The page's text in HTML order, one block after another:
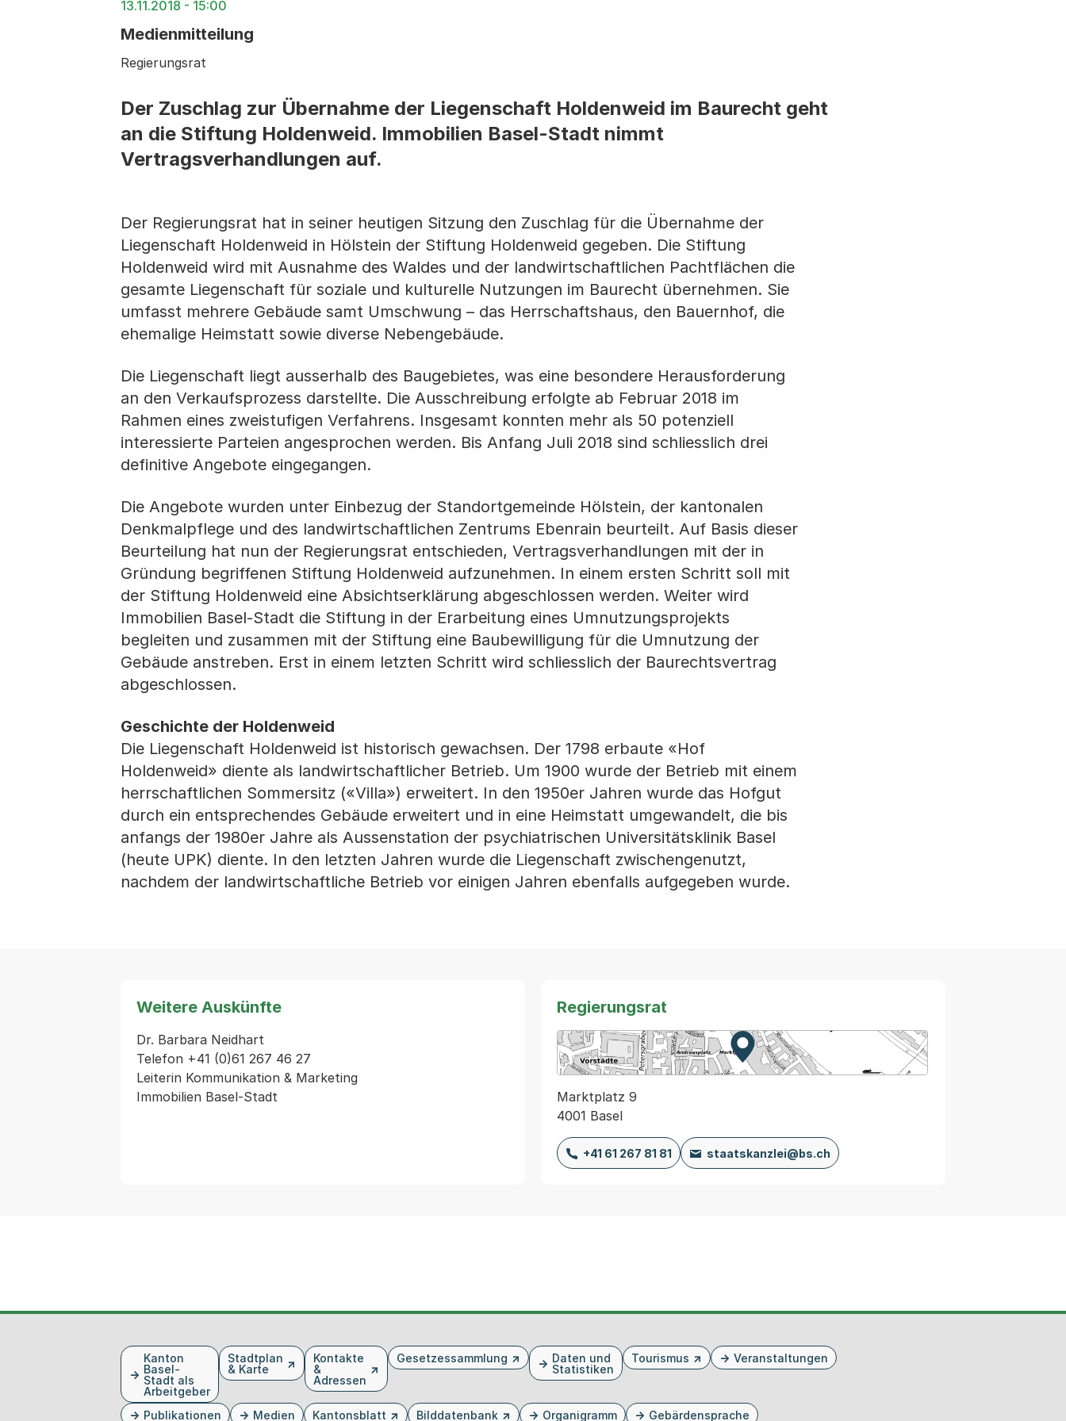
13.11.2018 - 15:00
Medienmitteilung
Regierungsrat
Der Zuschlag zur Übernahme der Liegenschaft Holdenweid im Baurecht geht
an die Stiftung Holdenweid. Immobilien Basel-Stadt nimmt
Vertragsverhandlungen auf.
Der Regierungsrat hat in seiner heutigen Sitzung den Zuschlag für die Übernahme der
Liegenschaft Holdenweid in Hölstein der Stiftung Holdenweid gegeben. Die Stiftung
Holdenweid wird mit Ausnahme des Waldes und der landwirtschaftlichen Pachtflächen die
gesamte Liegenschaft für soziale und kulturelle Nutzungen im Baurecht übernehmen. Sie
umfasst mehrere Gebäude samt Umschwung – das Herrschaftshaus, den Bauernhof, die
ehemalige Heimstatt sowie diverse Nebengebäude.
Die Liegenschaft liegt ausserhalb des Baugebietes, was eine besondere Herausforderung
an den Verkaufsprozess darstellte. Die Ausschreibung erfolgte ab Februar 2018 im
Rahmen eines zweistufigen Verfahrens. Insgesamt konnten mehr als 50 potenziell
interessierte Parteien angesprochen werden. Bis Anfang Juli 2018 sind schliesslich drei
definitive Angebote eingegangen.
Die Angebote wurden unter Einbezug der Standortgemeinde Hölstein, der kantonalen
Denkmalpflege und des landwirtschaftlichen Zentrums Ebenrain beurteilt. Auf Basis dieser
Beurteilung hat nun der Regierungsrat entschieden, Vertragsverhandlungen mit der in
Gründung begriffenen Stiftung Holdenweid aufzunehmen. In einem ersten Schritt soll mit
der Stiftung Holdenweid eine Absichtserklärung abgeschlossen werden. Weiter wird
Immobilien Basel-Stadt die Stiftung in der Erarbeitung eines Umnutzungsprojekts
begleiten und zusammen mit der Stiftung eine Baubewilligung für die Umnutzung der
Gebäude anstreben. Erst in einem letzten Schritt wird schliesslich der Baurechtsvertrag
abgeschlossen.
Geschichte der Holdenweid
Die Liegenschaft Holdenweid ist historisch gewachsen. Der 1798 erbaute «Hof
Holdenweid» diente als landwirtschaftlicher Betrieb. Um 1900 wurde der Betrieb mit einem
herrschaftlichen Sommersitz («Villa») erweitert. In den 1950er Jahren wurde das Hofgut
durch ein entsprechendes Gebäude erweitert und in eine Heimstatt umgewandelt, die bis
anfangs der 1980er Jahre als Aussenstation der psychiatrischen Universitätsklinik Basel
(heute UPK) diente. In den letzten Jahren wurde die Liegenschaft zwischengenutzt,
nachdem der landwirtschaftliche Betrieb vor einigen Jahren ebenfalls aufgegeben wurde.
Weitere Auskünfte
Dr. Barbara Neidhart
Telefon +41 (0)61 267 46 27
Leiterin Kommunikation & Marketing
Regierungsrat
Zur Karte von MapBS.
Externer Link, wird in einem neuen Tab oder
Marktplatz 9
4001 Basel
+41 61 267 81 81 staatskanzlei@bs.ch
Kanton
Basel-
Stadt als
Arbeitgeber
Stadtplan
& Karte
Kontakte
&
Adressen
Gesetzessammlung
Daten und
Statistiken
Tourismus Veranstaltungen
Publikationen Medien Kantonsblatt Bilddatenbank Organigramm Gebärdensprache